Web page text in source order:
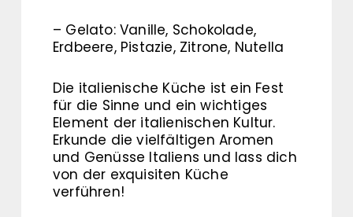
– Gelato: Vanille, Schokolade,
Erdbeere, Pistazie, Zitrone, Nutella
Die italienische Küche ist ein Fest
für die Sinne und ein wichtiges
Element der italienischen Kultur.
Erkunde die vielfältigen Aromen
und Genüsse Italiens und lass dich
von der exquisiten Küche
verführen!